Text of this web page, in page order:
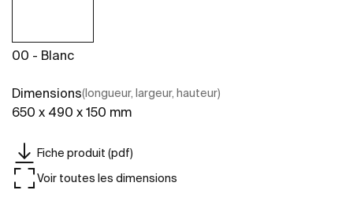
00 - Blanc
Dimensions(longueur, largeur, hauteur)
650 x 490 x 150 mm
Fiche produit (pdf)
Voir toutes les dimensions